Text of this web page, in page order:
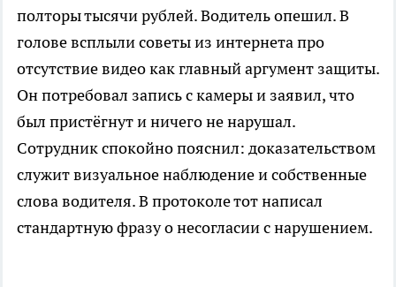
полторы тысячи рублей. Водитель опешил. В
голове всплыли советы из интернета про
отсутствие видео как главный аргумент защиты.
Он потребовал запись с камеры и заявил, что
был пристёгнут и ничего не нарушал.
Сотрудник спокойно пояснил: доказательством
служит визуальное наблюдение и собственные
слова водителя. В протоколе тот написал
стандартную фразу о несогласии с нарушением.